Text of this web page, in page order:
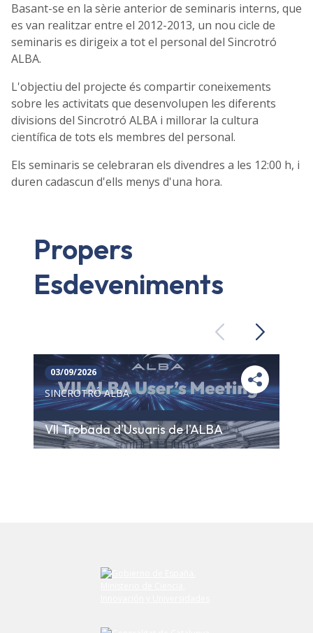
Basant-se en la sèrie anterior de seminaris interns, que
es van realitzar entre el 2012-2013, un nou cicle de
seminaris es dirigeix a tot el personal del Sincrotró
ALBA.
L'objectiu del projecte és compartir coneixements
sobre les activitats que desenvolupen les diferents
divisions del Sincrotró ALBA i millorar la cultura
científica de tots els membres del personal.
Els seminaris se celebraran els divendres a les 12:00 h, i
duren cadascun d'ells menys d'una hora.
Propers
Esdeveniments
PreviousNext
03/09/2026
SINCROTRÓ ALBA
VII Trobada d'Usuaris de l'ALBA